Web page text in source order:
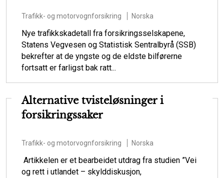
Trafikk- og motorvognforsikring Norska
Nye trafikkskadetall fra forsikringsselskapene,
Statens Vegvesen og Statistisk Sentralbyrå (SSB)
bekrefter at de yngste og de eldste bilførerne
fortsatt er farligst bak ratt...
Alternative tvisteløsninger i
forsikringssaker
Trafikk- og motorvognforsikring Norska
Artikkelen er et bearbeidet utdrag fra studien ”Vei
og rett i utlandet – skylddiskusjon,